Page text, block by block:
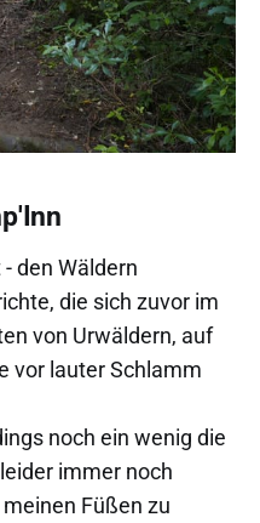
den Wäldern
die sich zuvor im
von Urwäldern, auf
vor lauter Schlamm
noch ein wenig die
immer noch
Füßen zu